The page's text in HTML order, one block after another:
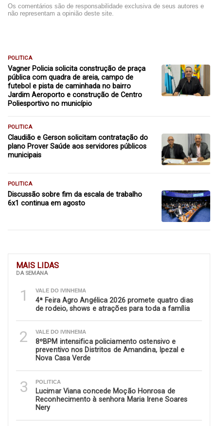
MAIS LIDAS
DA SEMANA
1 VALE DO IVINHEMA
4ª Feira Agro Angélica 2026 promete quatro dias
de rodeio, shows e atrações para toda a família
2 VALE DO IVINHEMA
8ºBPM intensifica policiamento ostensivo e
preventivo nos Distritos de Amandina, Ipezal e
Nova Casa Verde
3 POLITICA
Lucimar Viana concede Moção Honrosa de
Reconhecimento à senhora Maria Irene Soares
Nery
Os comentários são de responsabilidade exclusiva de seus autores e
não representam a opinião deste site.
POLITICA
Vagner Policia solicita construção de praça
pública com quadra de areia, campo de
futebol e pista de caminhada no bairro
Jardim Aeroporto e construção de Centro
Poliesportivo no município
POLITICA
Claudião e Gerson solicitam contratação do
plano Prover Saúde aos servidores públicos
municipais
POLITICA
Discussão sobre fim da escala de trabalho
6x1 continua em agosto